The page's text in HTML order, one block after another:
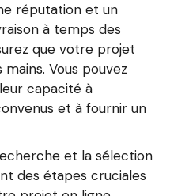
réputation et un
à temps des
que votre projet
Vous pouvez
capacité à
et à fournir un
et la sélection
des étapes cruciales